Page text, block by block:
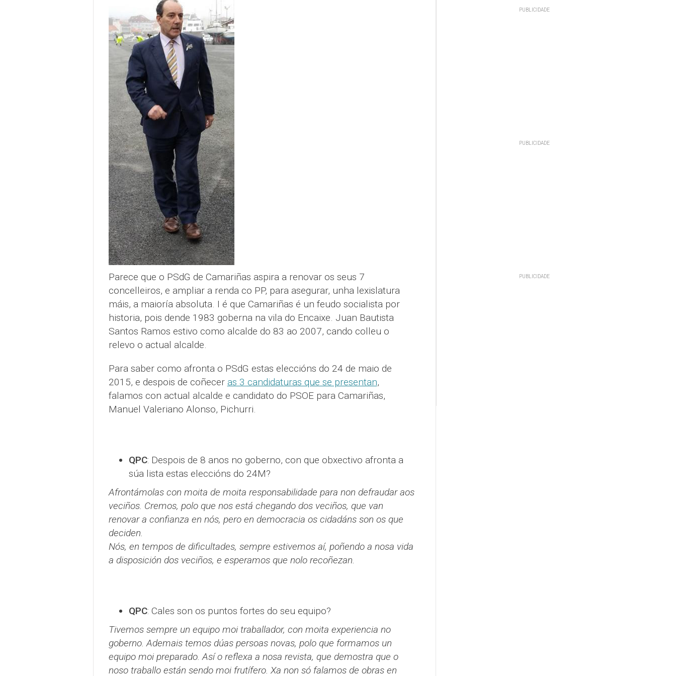
Parece que o PSdG de Camariñas aspira a renovar os seus 7
concelleiros, e ampliar a renda co PP, para asegurar, unha lexislatura
máis, a maioría absoluta. I é que Camariñas é un feudo socialista por
historia, pois dende 1983 goberna na vila do Encaixe. Juan Bautista
Santos Ramos estivo como alcalde do 83 ao 2007, cando colleu o
relevo o actual alcalde.
Para saber como afronta o PSdG estas eleccións do 24 de maio de
2015, e despois de coñecer as 3 candidaturas que se presentan,
falamos con actual alcalde e candidato do PSOE para Camariñas,
Manuel Valeriano Alonso, Pichurri.
QPC: Despois de 8 anos no goberno, con que obxectivo afronta a
súa lista estas eleccións do 24M?
Afrontámolas con moita de moita responsabilidade para non defraudar aos
veciños. Cremos, polo que nos está chegando dos veciños, que van
renovar a confianza en nós, pero en democracia os cidadáns son os que
deciden.
Nós, en tempos de dificultades, sempre estivemos aí, poñendo a nosa vida
a disposición dos veciños, e esperamos que nolo recoñezan.
QPC: Cales son os puntos fortes do seu equipo?
Tivemos sempre un equipo moi traballador, con moita experiencia no
goberno. Ademais temos dúas persoas novas, polo que formamos un
equipo moi preparado. Así o reflexa a nosa revista, que demostra que o
noso traballo están sendo moi frutífero. Xa non só falamos de obras en